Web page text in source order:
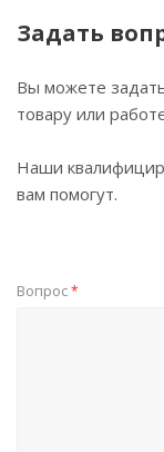
Задать
Вы можете
товару или
Наши
вам помогут.
Вопрос*